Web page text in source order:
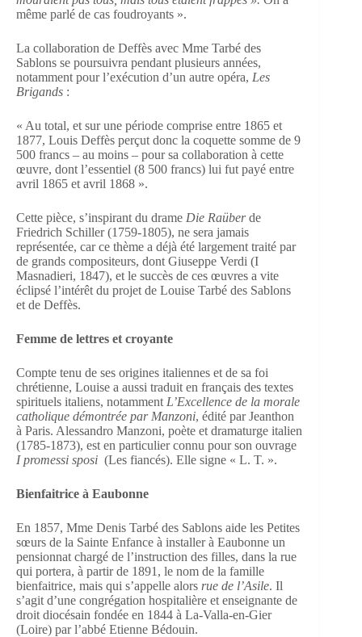
même parlé de cas foudroyants ».
La collaboration de Deffès avec Mme Tarbé des
Sablons se poursuivra pendant plusieurs années,
notamment pour l’exécution d’un autre opéra, Les
Brigands :
« Au total, et sur une période comprise entre 1865 et
1877, Louis Deffès perçut donc la coquette somme de 9
500 francs – au moins – pour sa collaboration à cette
œuvre, dont l’essentiel (8 500 francs) lui fut payé entre
avril 1865 et avril 1868 ».
Cette pièce, s’inspirant du drame Die Raüberde
Friedrich Schiller (1759-1805), ne sera jamais
représentée, car ce thème a déjà été largement traité par
de grands compositeurs, dont Giuseppe Verdi (I
Masnadieri, 1847), et le succès de ces œuvres a vite
éclipsé l’intérêt du projet de Louise Tarbé des Sablons
et de Deffès.
Femme de lettres et croyante
Compte tenu de ses origines italiennes et de sa foi
chrétienne, Louise a aussi traduit en français des textes
spirituels italiens, notamment L’Excellence de la morale
catholique démontrée par Manzoni, édité par Jeanthon
à Paris. Alessandro Manzoni, poète et dramaturge italien
(1785-1873), est en particulier connu pour son ouvrage
I promessi sposi (Les fiancés). Elle signe « L. T. ».
Bienfaitrice à Eaubonne
En 1857, Mme Denis Tarbé des Sablons aide les Petites
sœurs de la Sainte Enfance à installer à Eaubonne un
pensionnat chargé de l’instruction des filles, dans la rue
qui portera, à partir de 1891, le nom de la famille
bienfaitrice, mais qui s’appelle alors rue de l’Asile. Il
s’agit d’une congrégation hospitalière et enseignante de
droit diocésain fondée en 1844 à La-Valla-en-Gier
(Loire) par l’abbé Etienne Bédouin.